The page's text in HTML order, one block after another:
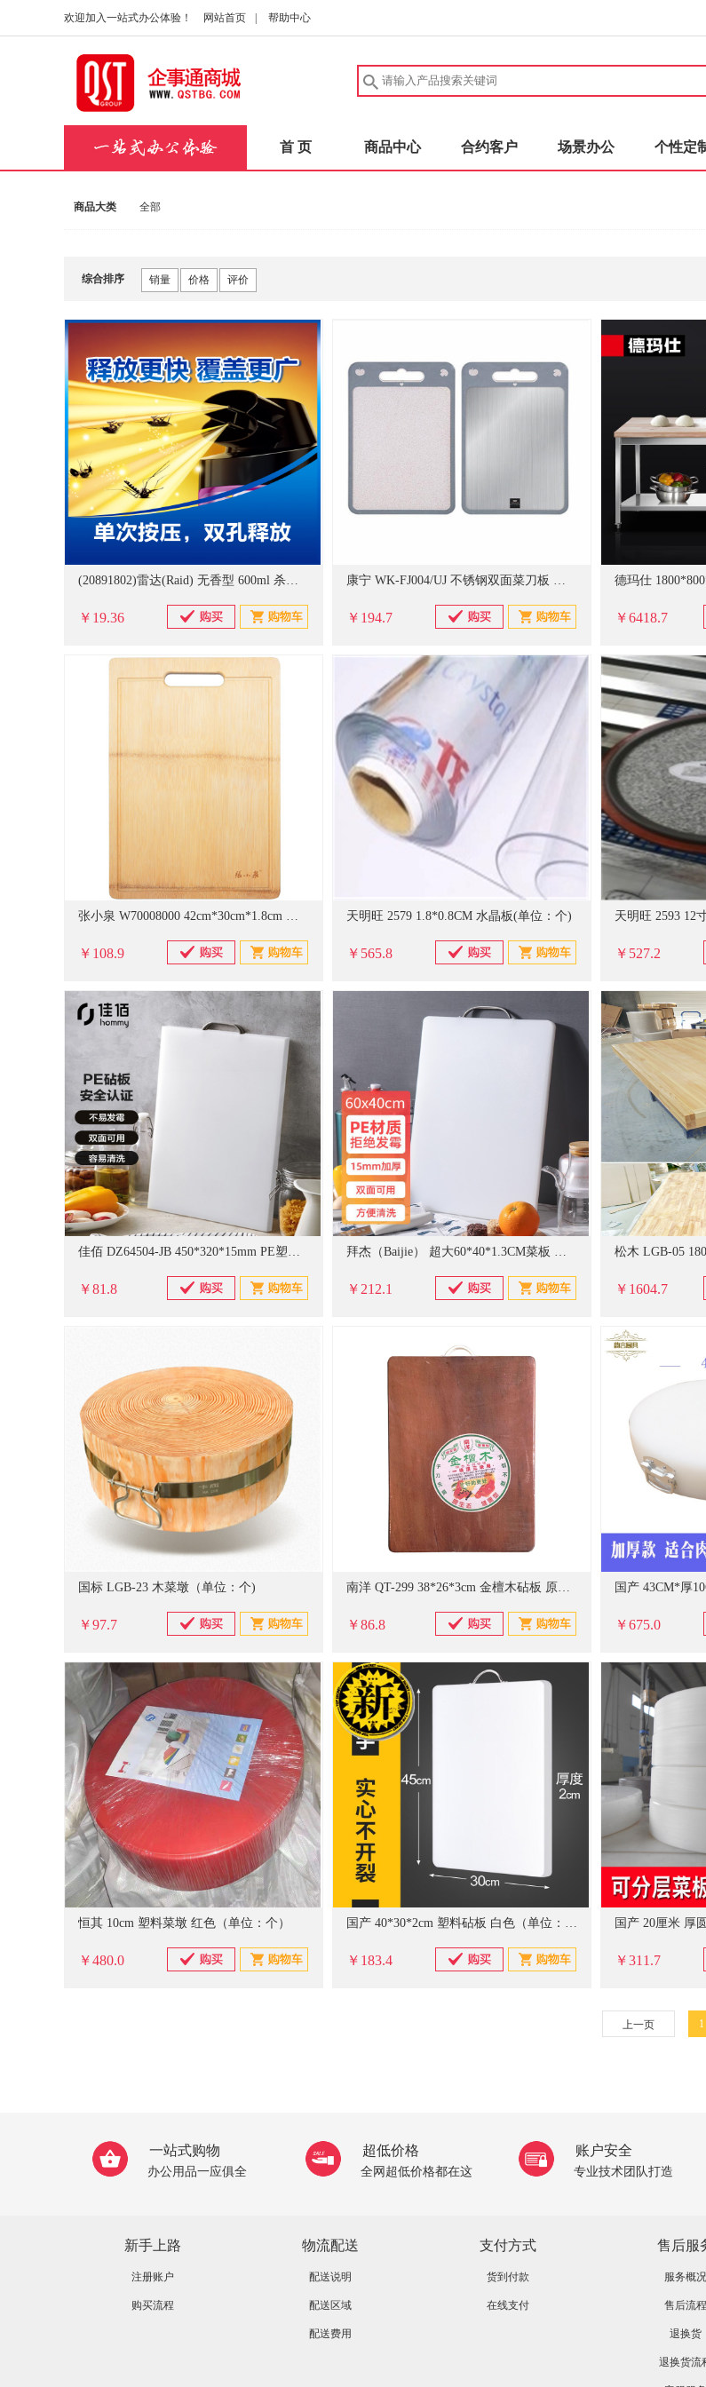
欢迎加入一站式办公体验！ 网站首页 帮助中心
首 页 商品中心 合约客户 场景办公 个性定
商品大类 全部
综合排序 销量 价格 评价
(20891802)雷达(Raid) 无香型 600ml 杀虫剂(单位：瓶)
￥19.36
康宁 WK-FJ004/UJ 不锈钢双面菜刀板 银色（单位：个）
￥194.7 ￥6418.7
张小泉 W70008000 42cm*30cm*1.8cm 本真系列无漆整竹砧板菜板 （单位：块）
￥108.9
天明旺 2579 1.8*0.8CM 水晶板(单位：个)
￥565.8
天明旺 2593 12
￥527.2
佳佰 DZ64504-JB 450*320*15mm PE塑料切菜板 防霉砧板（单位：个）
￥81.8
拜杰（Baijie） 超大60*40*1.3CM菜板 食品级切菜板PE塑料砧板加厚防滑防霉案板砍骨剁肉板 （单位：个）
￥212.1 ￥1604.7
国标 LGB-23 木菜墩（单位：个)
￥97.7
南洋 QT-299 38*26*3cm 金檀木砧板 原木色
￥86.8 ￥675.0
恒其 10cm 塑料菜墩 红色（单位：个）
￥480.0
国产 40*30*2cm 塑料砧板 白色（单位：个）
￥183.4 ￥311.7
上一页 1
一站式购物
办公用品一应俱全
超低价格
全网超低价格都在这
账户安全
专业技术团队打造
新手上路
注册账户
购买流程
物流配送
配送说明
配送区域
配送费用
支付方式
货到付款
在线支付
售后服
服务概况
售后流程
退换货
退换货流